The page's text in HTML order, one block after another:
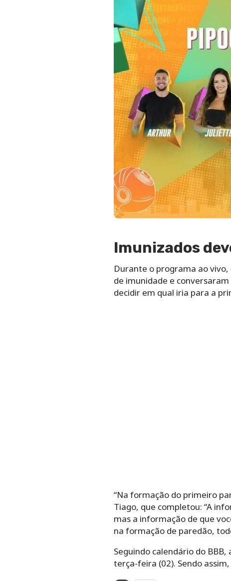
Imunizados
Durante o programa ao
de imunidade e
decidir em qual iria para a
“Na formação do primeiro
Tiago, que completou: “A
mas a informação de que
na formação de paredão,
Seguindo calendário do
terça-feira (02). Sendo